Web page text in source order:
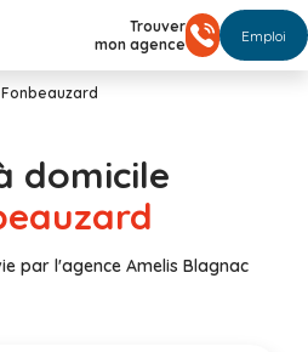
Trouver
mon agence
Emploi
domicile
par l'agence Amelis Blagnac